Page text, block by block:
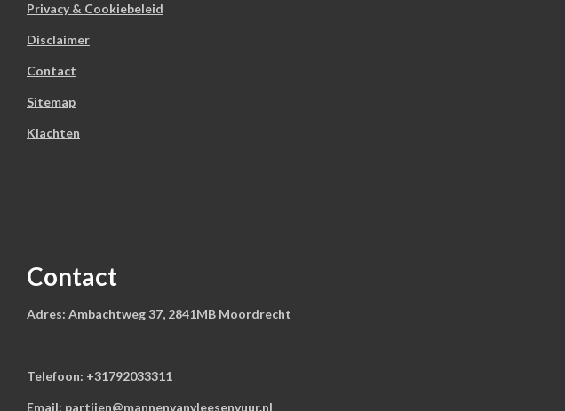
Privacy & Cookiebeleid
Disclaimer
Contact
Sitemap
Klachten
Contact
Adres: Ambachtweg 37, 2841MB Moordrecht
Telefoon: +31792033311
Email: partijen@mannenvanvleesenvuur.nl